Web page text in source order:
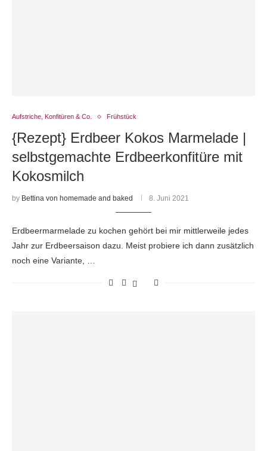
Aufstriche, Konfitüren & Co. Frühstück
{Rezept} Erdbeer Kokos Marmelade |
selbstgemachte Erdbeerkonfitüre mit
Kokosmilch
by Bettina von homemade and baked 8. Juni 2021
Erdbeermarmelade zu kochen gehört bei mir mittlerweile jedes
Jahr zur Erdbeersaison dazu. Meist probiere ich dann zusätzlich
noch eine Variante, …